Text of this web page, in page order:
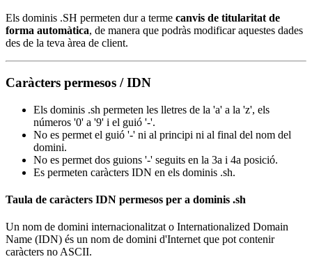
Els dominis .SH permeten dur a terme canvis de titularitat de
forma automàtica, de manera que podràs modificar aquestes dades
des de la teva àrea de client.
Caràcters permesos / IDN
Els dominis .sh permeten les lletres de la 'a' a la 'z', els
números '0' a '9' i el guió '-'.
No es permet el guió '-' ni al principi ni al final del nom del
domini.
No es permet dos guions '-' seguits en la 3a i 4a posició.
Es permeten caràcters IDN en els dominis .sh.
Taula de caràcters IDN permesos per a dominis .sh
Un nom de domini internacionalitzat o Internationalized Domain
Name (IDN) és un nom de domini d'Internet que pot contenir
caràcters no ASCII.